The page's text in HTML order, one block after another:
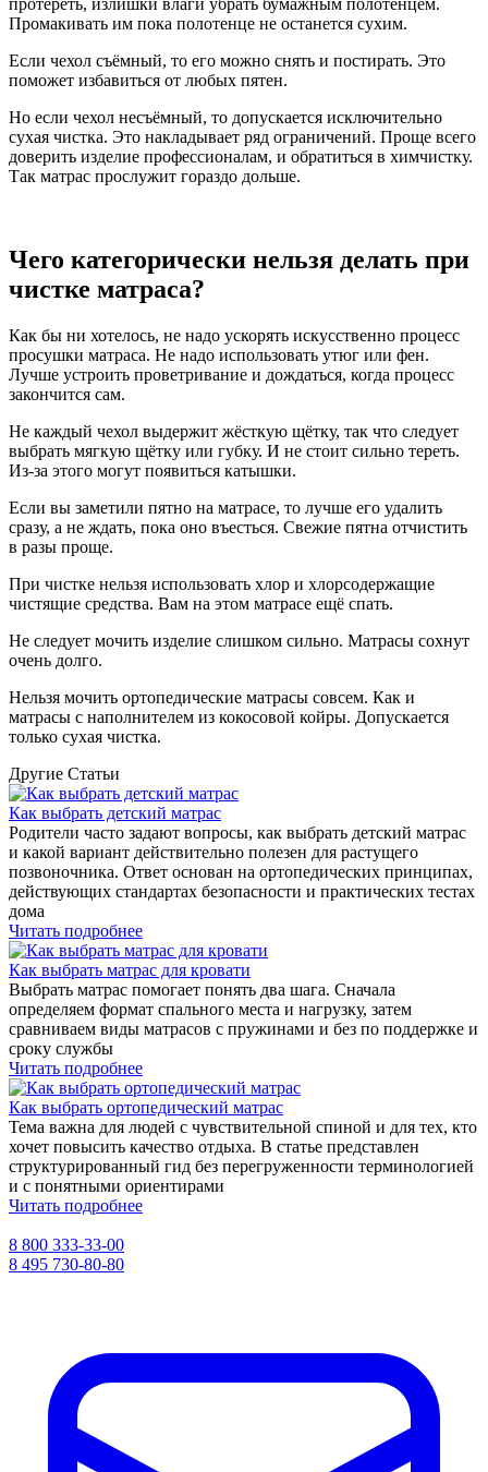
протереть, излишки влаги убрать бумажным полотенцем.
Промакивать им пока полотенце не останется сухим.
Если чехол съёмный, то его можно снять и постирать. Это
поможет избавиться от любых пятен.
Но если чехол несъёмный, то допускается исключительно
сухая чистка. Это накладывает ряд ограничений. Проще всего
доверить изделие профессионалам, и обратиться в химчистку.
Так матрас прослужит гораздо дольше.
Чего категорически нельзя делать при
чистке матраса?
Как бы ни хотелось, не надо ускорять искусственно процесс
просушки матраса. Не надо использовать утюг или фен.
Лучше устроить проветривание и дождаться, когда процесс
закончится сам.
Не каждый чехол выдержит жёсткую щётку, так что следует
выбрать мягкую щётку или губку. И не стоит сильно тереть.
Из-за этого могут появиться катышки.
Если вы заметили пятно на матрасе, то лучше его удалить
сразу, а не ждать, пока оно въесться. Свежие пятна отчистить
в разы проще.
При чистке нельзя использовать хлор и хлорсодержащие
чистящие средства. Вам на этом матрасе ещё спать.
Не следует мочить изделие слишком сильно. Матрасы сохнут
очень долго.
Нельзя мочить ортопедические матрасы совсем. Как и
матрасы с наполнителем из кокосовой койры. Допускается
только сухая чистка.
Другие Статьи
Как выбрать детский матрас
Родители часто задают вопросы, как выбрать детский матрас
и какой вариант действительно полезен для растущего
позвоночника. Ответ основан на ортопедических принципах,
действующих стандартах безопасности и практических тестах
дома
Читать подробнее
Как выбрать матрас для кровати
Выбрать матрас помогает понять два шага. Сначала
определяем формат спального места и нагрузку, затем
сравниваем виды матрасов с пружинами и без по поддержке и
сроку службы
Читать подробнее
Как выбрать ортопедический матрас
Тема важна для людей с чувствительной спиной и для тех, кто
хочет повысить качество отдыха. В статье представлен
структурированный гид без перегруженности терминологией
и с понятными ориентирами
Читать подробнее
8 800 333-33-00
8 495 730-80-80